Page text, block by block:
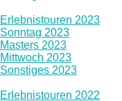
Erlebnistouren 2023
Sonntag 2023
Masters 2023
Mittwoch 2023
Sonstiges 2023
Erlebnistouren 2022